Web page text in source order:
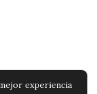
experiencia